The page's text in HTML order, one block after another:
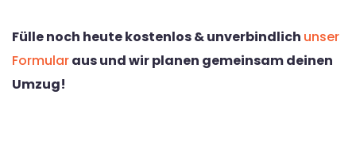
Fülle noch heute kostenlos & unverbindlich unser
Formularaus und wir planen gemeinsam deinen
Umzug!